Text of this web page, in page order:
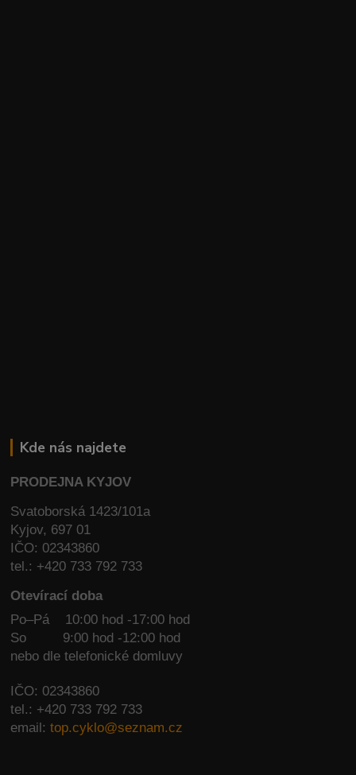
Kde nás najdete
PRODEJNA KYJOV
Svatoborská 1423/101a
Kyjov, 697 01
IČO: 02343860
tel.: +420 733 792 733
Otevírací doba
Po–Pá 10:00 hod -17:00 hod
So
9:00 hod -12:00 hod
nebo dle telefonické domluvy
IČO: 02343860
tel.: +420 733 792 733
email:top.cyklo@seznam.cz